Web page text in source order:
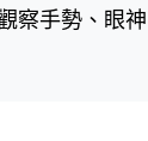
察手勢、眼